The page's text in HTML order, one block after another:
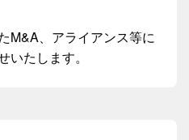
M&A、アライアンス等に
たします。